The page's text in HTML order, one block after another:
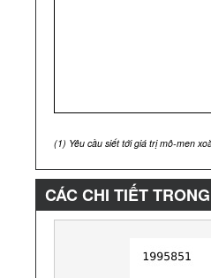
(1) Yêu cầu siết tới giá trị mô-men
CÁC CHI TIẾT